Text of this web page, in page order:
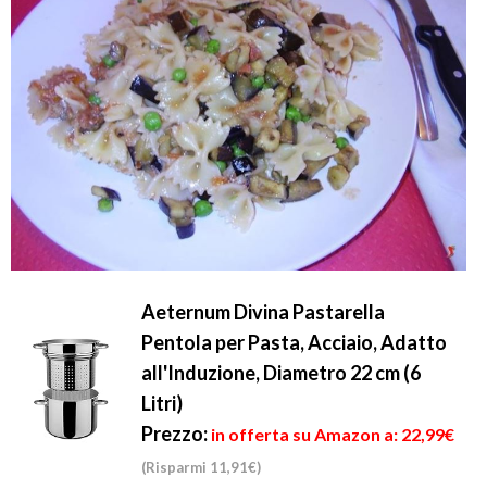
Aeternum Divina Pastarella
Pentola per Pasta, Acciaio, Adatto
all'Induzione, Diametro 22 cm (6
Litri)
Prezzo: in offerta su Amazon a: 22,99€
(Risparmi 11,91€)